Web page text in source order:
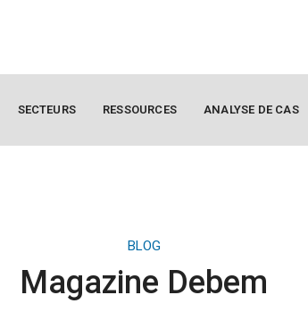
SECTEURS RESSOURCES ANALYSE DE CAS
BLOG
Magazine Debem